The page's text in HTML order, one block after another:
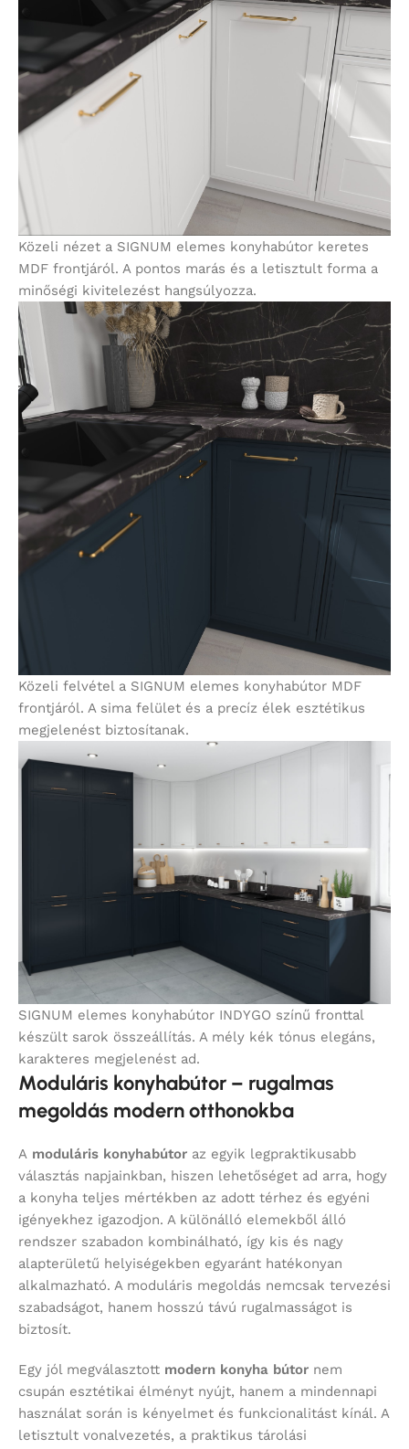
Közeli nézet a SIGNUM elemes konyhabútor keretes
MDF frontjáról. A pontos marás és a letisztult forma a
minőségi kivitelezést hangsúlyozza.
Közeli felvétel a SIGNUM elemes konyhabútor MDF
frontjáról. A sima felület és a precíz élek esztétikus
megjelenést biztosítanak.
SIGNUM elemes konyhabútor INDYGO színű fronttal
készült sarok összeállítás. A mély kék tónus elegáns,
karakteres megjelenést ad.
Moduláris konyhabútor – rugalmas
megoldás modern otthonokba
A moduláris konyhabútor az egyik legpraktikusabb
választás napjainkban, hiszen lehetőséget ad arra, hogy
a konyha teljes mértékben az adott térhez és egyéni
igényekhez igazodjon. A különálló elemekből álló
rendszer szabadon kombinálható, így kis és nagy
alapterületű helyiségekben egyaránt hatékonyan
alkalmazható. A moduláris megoldás nemcsak tervezési
szabadságot, hanem hosszú távú rugalmasságot is
biztosít.
Egy jól megválasztott modern konyha bútor nem
csupán esztétikai élményt nyújt, hanem a mindennapi
használat során is kényelmet és funkcionalitást kínál. A
letisztult vonalvezetés, a praktikus tárolási